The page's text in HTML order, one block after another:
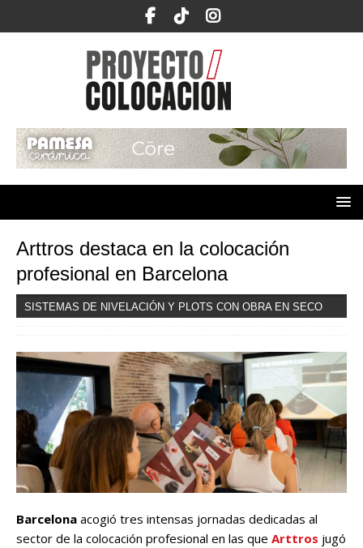
Arttros destaca en la colocación
profesional en Barcelona
SISTEMAS DE NIVELACIÓN Y PLOTS CON OBRA EN SECO
Barcelona acogió tres intensas jornadas dedicadas al
sector de la colocación profesional en las que Arttros jugó